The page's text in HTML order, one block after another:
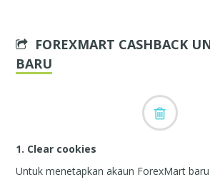
FOREXMART CASHBACK
BARU
1. Clear cookies
Untuk menetapkan akaun ForexMart